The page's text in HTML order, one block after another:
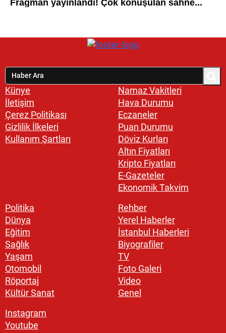
Künye
İletişim
Çerez Politikası
Gizlilik İlkeleri
Kullanım Şartları
Namaz Vakitleri
Hava Durumu
Eczaneler
Puan Durumu
Döviz Kurları
Altın Fiyatları
Kripto Fiyatları
E-Gazeteler
Ekonomik Takvim
Politika
Dünya
Eğitim
Sağlık
Yaşam
Otomobil
Röportaj
Kültür Sanat
Rehber
Yerel Haberler
İstanbul Haberleri
Biyografiler
TV
Foto Galeri
Video
Genel
Instagram
Youtube